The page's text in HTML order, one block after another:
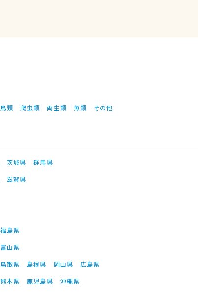
鳥類 爬虫類 両生類 魚類 その他
茨城県
群馬県
滋賀県
福島県
富山県
鳥取県 島根県 岡山県
広島県
熊本県 鹿児島県 沖縄県